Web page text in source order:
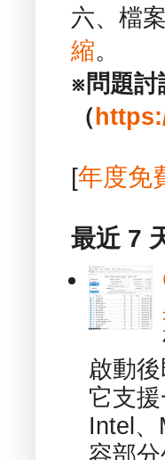
六、檔
縮。
※問題討
（
[年度免
最近 7
啟動
它支
Intel
容部分